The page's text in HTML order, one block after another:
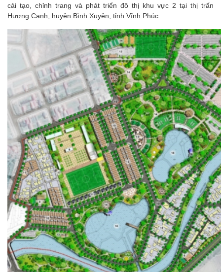
cải tạo, chỉnh trang và phát triển đô thị khu vực 2 tại thị trấn
Hương Canh, huyện Bình Xuyên, tỉnh Vĩnh Phúc